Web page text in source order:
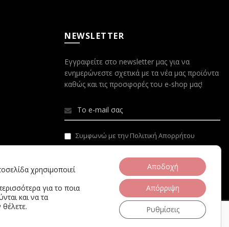
NEWSLETTER
Εγγραφείτε στο newsletter μας για να
ενημερώνεστε σχετικά με τα νέα μας προϊόντα
καθώς και τις προσφορές του e-shop μας!
Συμφωνώ με την Πολιτική Απορρήτου
χρησιμοποιεί
για το ποια
και να τα
Αποδοχή
Απόρριψη
Ρυθμίσεις